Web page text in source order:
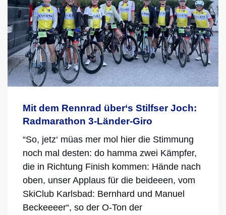
Mit dem Rennrad über‘s Stilfser Joch:
Radmarathon 3-Länder-Giro
“So, jetz‘ müas mer mol hier die Stimmung
noch mal desten: do hamma zwei Kämpfer,
die in Richtung Finish kommen: Hände nach
oben, unser Applaus für die beideeen, vom
SkiClub Karlsbad: Bernhard und Manuel
Beckeeeer“, so der O-Ton der